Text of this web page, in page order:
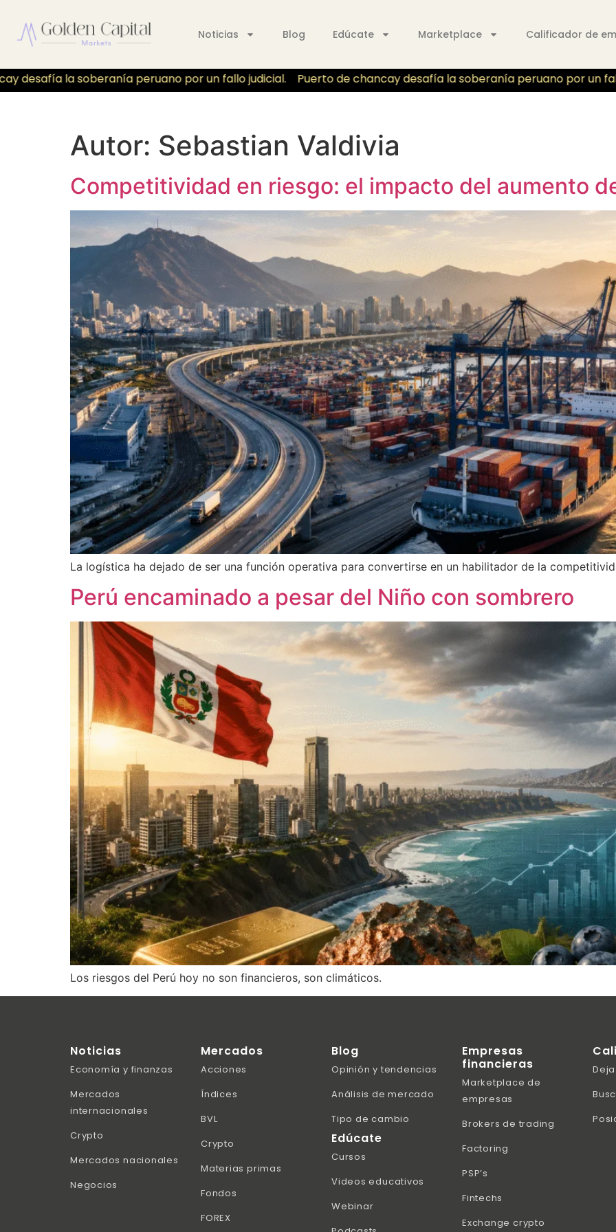
Noticias Blog Edúcate Marketplace Calificador de
desafía la soberanía peruano por un fallo judicial. Puerto de chancay desafía la soberanía peruano por un fallo
Autor: Sebastian Valdivia
Competitividad en riesgo: el impacto del aumento
La logística ha dejado de ser una función operativa para convertirse en un habilitador de la
Perú encaminado a pesar del Niño con sombrero
Los riesgos del Perú hoy no son financieros, son climáticos.
Noticias
Economía y finanzas
Mercados
internacionales
Crypto
Mercados nacionales
Negocios
Mercados
Acciones
Índices
BVL
Crypto
Materias primas
Fondos
FOREX
Blog
Opinión y tendencias
Análisis de mercado
Tipo de cambio
Edúcate
Cursos
Videos educativos
Webinar
Empresas
financieras
Marketplace de
empresas
Brokers de trading
Factoring
PSP’s
Fintechs
Exchange crypto